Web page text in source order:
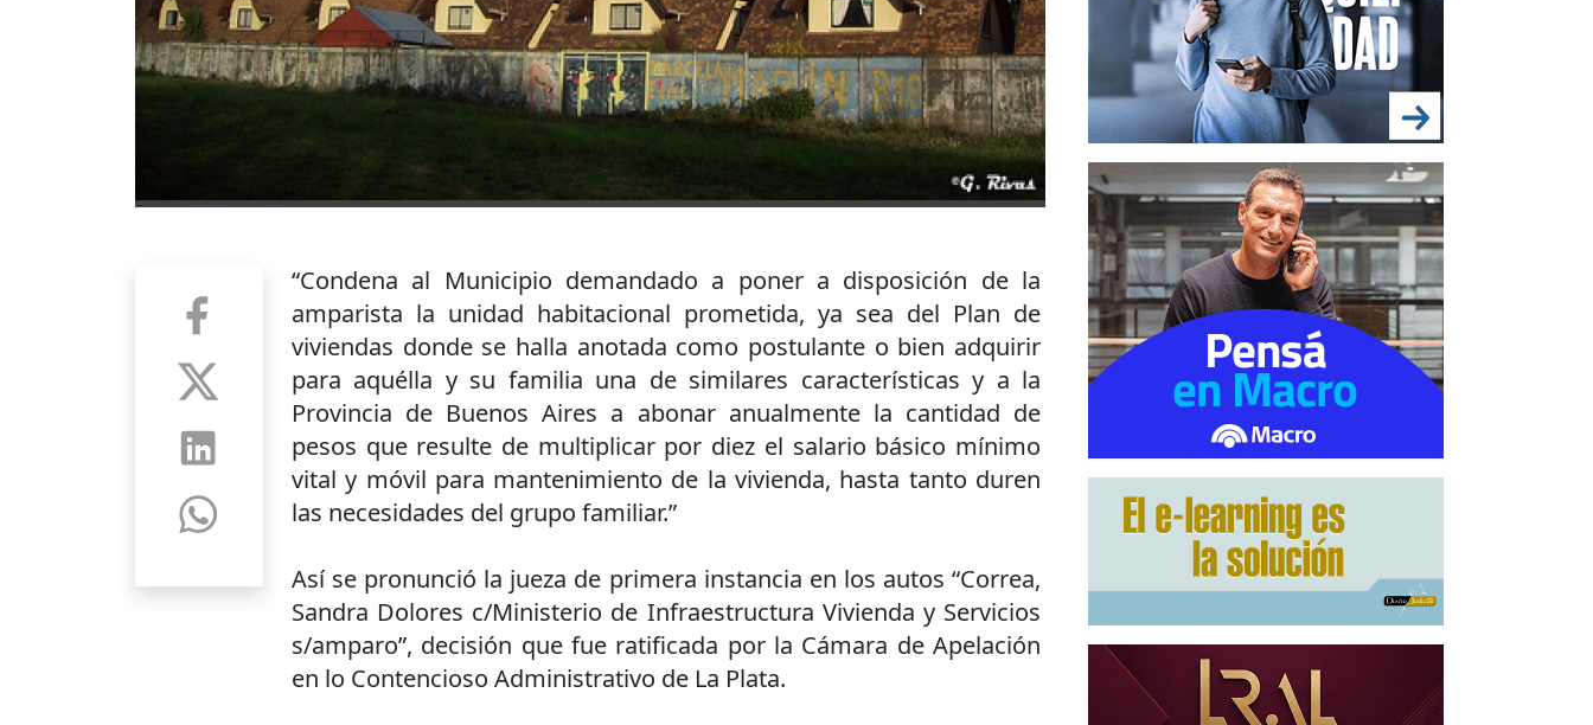
“Condena al Municipio demandado a poner a disposición de la
amparista la unidad habitacional prometida, ya sea del Plan de
viviendas donde se halla anotada como postulante o bien adquirir
para aquélla y su familia una de similares características y a la
Provincia de Buenos Aires a abonar anualmente la cantidad de
pesos que resulte de multiplicar por diez el salario básico mínimo
vital y móvil para mantenimiento de la vivienda, hasta tanto duren
las necesidades del grupo familiar.”
Así se pronunció la jueza de primera instancia en los autos “Correa,
Sandra Dolores c/Ministerio de Infraestructura Vivienda y Servicios
s/amparo”, decisión que fue ratificada por la Cámara de Apelación
en lo Contencioso Administrativo de La Plata.